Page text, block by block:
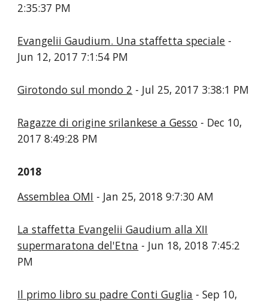
2:35:37 PM
Evangelii Gaudium. Una staffetta speciale -
Jun 12, 2017 7:1:54 PM
Girotondo sul mondo 2 - Jul 25, 2017 3:38:1 PM
Ragazze di origine srilankese a Gesso - Dec 10,
2017 8:49:28 PM
2018
Assemblea OMI - Jan 25, 2018 9:7:30 AM
La staffetta Evangelii Gaudium alla XII
supermaratona del'Etna - Jun 18, 2018 7:45:2
PM
Il primo libro su padre Conti Guglia - Sep 10,